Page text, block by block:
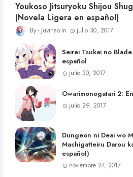
Youkoso Jitsuryoku Shijou
(Novela Ligera en español)
Juvinao julio 30, 2017
Seirei Tsukai no
español
julio 30, 2017
Owarimonogatari 2:
julio 29, 2017
Dungeon ni Deai wo
Machigatteiru Darou
español)
noviembre 27, 2017